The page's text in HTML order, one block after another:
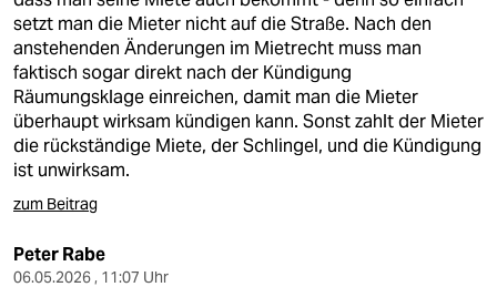
setzt man die Mieter nicht auf die Straße. Nach den
anstehenden Änderungen im Mietrecht muss man
faktisch sogar direkt nach der Kündigung
Räumungsklage einreichen, damit man die Mieter
überhaupt wirksam kündigen kann. Sonst zahlt der Mieter
die rückständige Miete, der Schlingel, und die Kündigung
ist unwirksam.
zum Beitrag
Peter Rabe
06.05.2026 , 11:07 Uhr